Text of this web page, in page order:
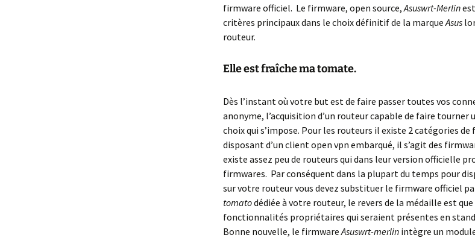
firmware officiel. Le firmware, open source,Asuswrt-Merlin
critères principaux dans le choix définitif de la marqueAsus
routeur.
Elle est fraîche ma tomate.
Dès l’instant où votre but est de faire passer toutes vos
anonyme, l’acquisition d’un routeur capable de faire tourner
choix qui s’impose. Pour les routeurs il existe 2 catégories
disposant d’un client open vpn embarqué, il s’agit des
existe assez peu de routeurs qui dans leur version officielle
firmwares. Par conséquent dans la plupart du temps pour
sur votre routeur vous devez substituer le firmware officiel
tomatodédiée à votre routeur, le revers de la médaille est
fonctionnalités propriétaires qui seraient présentes en
Bonne nouvelle, le firmwareAsuswrt-merlin intègre un